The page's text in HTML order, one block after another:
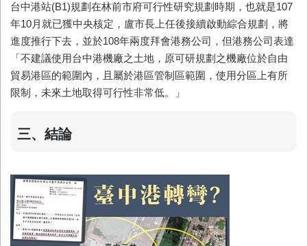
台中港站(B1)規劃在林前市府可行性研究規劃時期，也就是107
年10月就已獲中央核定，盧市長上任後接續啟動綜合規劃，將
進度推行下去，並於108年兩度拜會港務公司，但港務公司表達
「不建議使用台中港機廠之土地，原可研規劃之機廠位於自由
貿易港區的範圍內，且屬於港區管制區範圍，使用分區上有所
限制，未來土地取得可行性非常低。」
三、結論